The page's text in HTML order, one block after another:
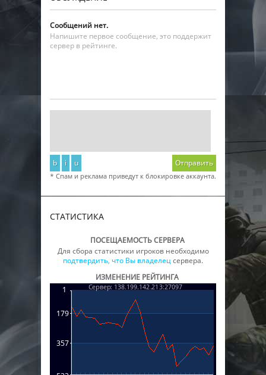
Сообщений нет.
Напишите первое сообщение, это поддержит
сервер в рейтинге.
b i u Отправить
* Спам и реклама приведут к блокировке аккаунта.
СТАТИСТИКА
ПОСЕЩАЕМОСТЬ СЕРВЕРА
Для сбора статистики игроков необходимо
подтвердить, что Вы владелецсервера.
ИЗМЕНЕНИЕ РЕЙТИНГА